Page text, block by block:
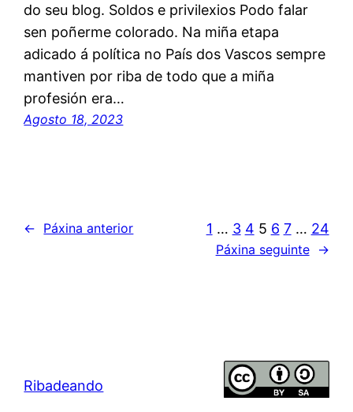
do seu blog. Soldos e privilexios Podo falar
sen poñerme colorado. Na miña etapa
adicado á política no País dos Vascos sempre
mantiven por riba de todo que a miña
profesión era…
Agosto 18, 2023
← Páxina anterior 1 … 3 4 5 6 7 … 24
Páxina seguinte →
Ribadeando